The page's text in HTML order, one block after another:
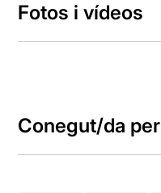
Fotos i vídeos
Conegut/da per